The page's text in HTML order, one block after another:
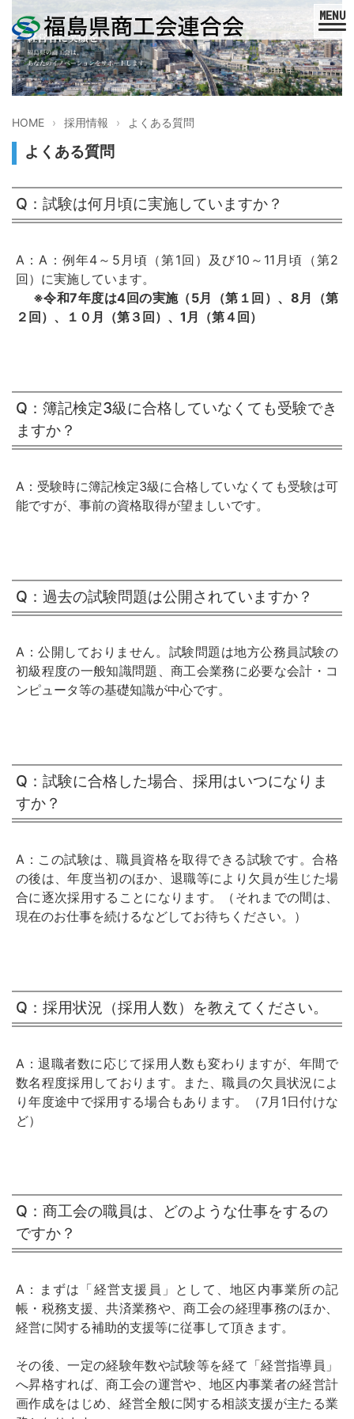
HOME 採用情報 よくある質問
よくある質問
Q：試験は何月頃に実施していますか？
A：A：例年4～5月頃（第1回）及び10～11月頃（第2
回）に実施しています。
※令和7年度は4 回の実施（5月（第１回）、8月（第
２回）、１０月（第３回）、1月（第４回）
Q：簿記検定3級に合格していなくても受験でき
ますか？
A：受験時に簿記検定3級に合格していなくても受験は可
能ですが、事前の資格取得が望ましいです。
Q：過去の試験問題は公開されていますか？
A：公開しておりません。試験問題は地方公務員試験の
初級程度の一般知識問題、商工会業務に必要な会計・コ
ンピュータ等の基礎知識が中心です。
Q：試験に合格した場合、採用はいつになりま
すか？
A：この試験は、職員資格を取得できる試験です。合格
の後は、年度当初のほか、退職等により欠員が生じた場
合に逐次採用することになります。（それまでの間は、
現在のお仕事を続けるなどしてお待ちください。）
Q：採用状況（採用人数）を教えてください。
A：退職者数に応じて採用人数も変わりますが、年間で
数名程度採用しております。また、職員の欠員状況によ
り年度途中で採用する場合もあります。（7月1日付けな
ど）
Q：商工会の職員は、どのような仕事をするの
ですか？
A：まずは「経営支援員」として、地区内事業所の記
帳・税務支援、共済業務や、商工会の経理事務のほか、
経営に関する補助的支援等に従事して頂きます。
その後、一定の経験年数や試験等を経て「経営指導員」
へ昇格すれば、商工会の運営や、地区内事業者の経営計
画作成をはじめ、経営全般に関する相談支援が主たる業